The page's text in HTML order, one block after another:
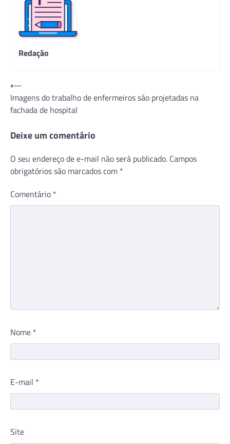
Redação
Navegação
de
Post
⟵
Imagens do trabalho de enfermeiros são projetadas na
fachada de hospital
Deixe um comentário
O seu endereço de e-mail não será publicado. Campos
obrigatórios são marcados com *
Comentário *
Nome *
E-mail *
Site